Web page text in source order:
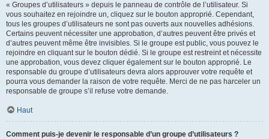
« Groupes d’utilisateurs » depuis le panneau de contrôle de l’utilisateur. Si
vous souhaitez en rejoindre un, cliquez sur le bouton approprié. Cependant,
tous les groupes d’utilisateurs ne sont pas ouverts aux nouvelles adhésions.
Certains peuvent nécessiter une approbation, d’autres peuvent être privés et
d’autres peuvent même être invisibles. Si le groupe est public, vous pouvez le
rejoindre en cliquant sur le bouton dédié. Si le groupe est restreint et nécessite
une approbation, vous devez cliquer également sur le bouton approprié. Le
responsable du groupe d’utilisateurs devra alors approuver votre requête et
pourra vous demander la raison de votre requête. Merci de ne pas harceler un
responsable de groupe s’il refuse votre demande.
Haut
Comment puis-je devenir le responsable d’un groupe d’utilisateurs ?